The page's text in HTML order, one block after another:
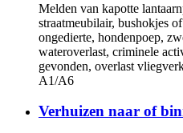
Melden van kapotte
straatmeubilair, bushokjes
ongedierte, hondenpoep,
wateroverlast, criminele
gevonden, overlast
A1/A6
Verhuizen naar of